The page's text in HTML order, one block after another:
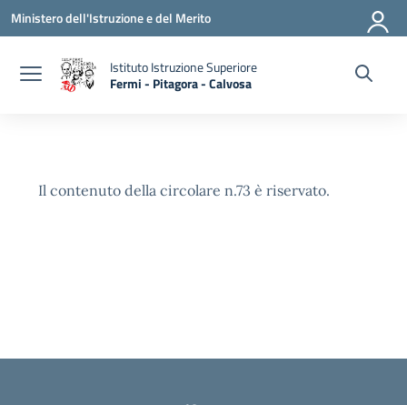
Vai ai contenuti
Vai al menu di navigazione
Vai al footer
Ministero dell'Istruzione e del Merito
Istituto Istruzione Superiore
Fermi - Pitagora - Calvosa
— Visita la pagina iniziale della scuola
Il contenuto della circolare n.73 è riservato.